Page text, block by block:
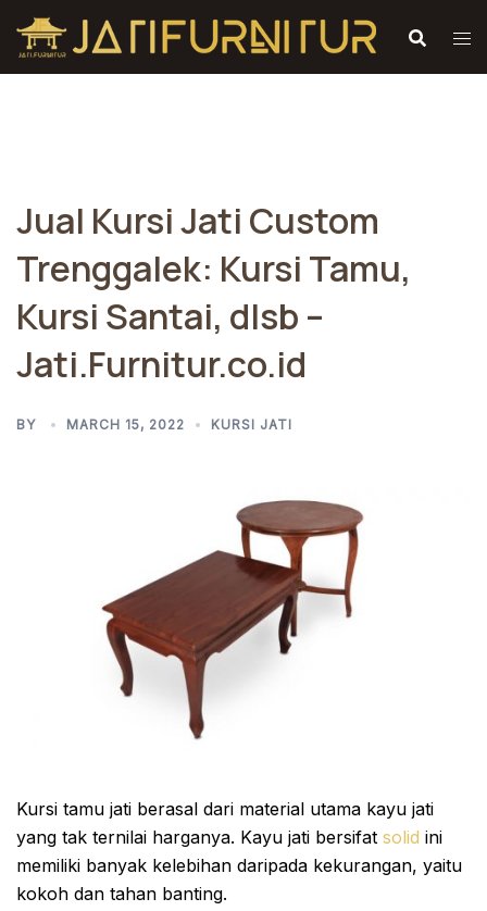
Skip
content
Jual Kursi Jati Custom
Trenggalek: Kursi Tamu,
Kursi Santai, dlsb –
Jati.Furnitur.co.id
BY MARCH 15, 2022 KURSI JATI
Kursi tamu jati berasal dari material utama kayu jati
yang tak ternilai harganya. Kayu jati bersifat solid ini
memiliki banyak kelebihan daripada kekurangan, yaitu
kokoh dan tahan banting.